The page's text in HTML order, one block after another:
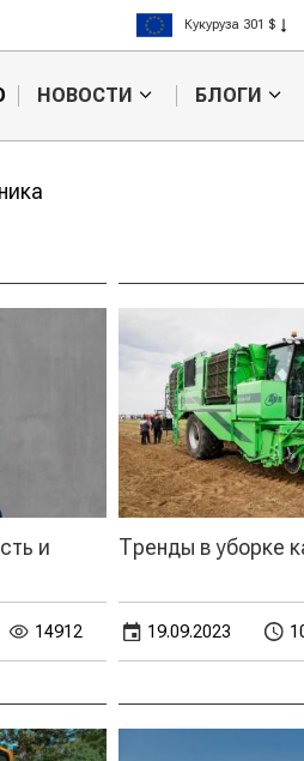
Кукуруза 301 $
Рис 408 $
НОВОСТИ БЛОГИ
и
14912
Тренды в уборке
19.09.2023